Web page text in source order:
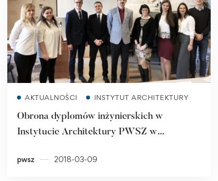
AKTUALNOŚCI INSTYTUT ARCHITEKTURY
Obrona dyplomów inżynierskich w
Instytucie Architektury PWSZ w
pwsz 2018-03-09